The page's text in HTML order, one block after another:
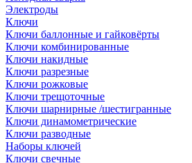
Электроды
Ключи
Ключи баллонные и гайковёрты
Ключи комбинированные
Ключи накидные
Ключи разрезные
Ключи рожковые
Ключи трещоточные
Ключи шарнирные /шестигранные
Ключи динамометрические
Ключи разводные
Наборы ключей
Ключи свечные